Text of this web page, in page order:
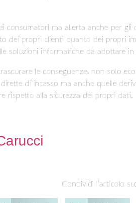
consumatori ma allerta anche per gli
dei propri clienti quanto dei propri
soluzioni informatiche da adottare in
le conseguenze, non solo
di incasso ma anche quelle
rispetto alla sicurezza dei propri dati.
Condividi l’articolo su: